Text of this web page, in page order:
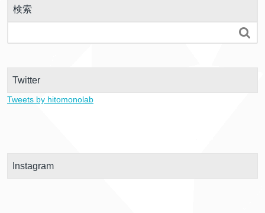
検索

Twitter
Tweets by hitomonolab
Instagram